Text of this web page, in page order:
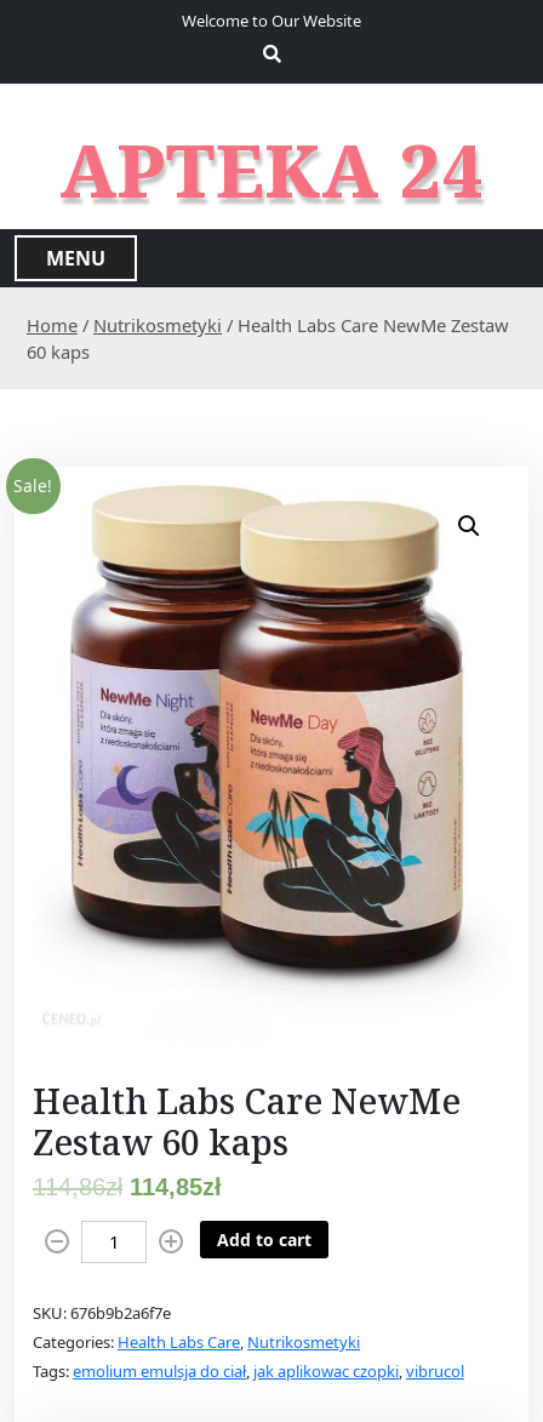
Welcome to Our Website
APTEKA 24
MENU
Home / Nutrikosmetyki / Health Labs Care NewMe Zestaw
60 kaps
Sale!
Health Labs Care NewMe
Zestaw 60 kaps
114,86zł 114,85zł
H
l
t
h
Add to cart
SKU:676b9b2a6f7e
Categories: Health Labs Care, Nutrikosmetyki
Tags:emolium emulsja do ciał, jak aplikowac czopki,vibrucol